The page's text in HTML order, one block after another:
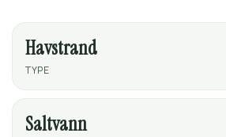
Havstrand
TYPE
Saltvann